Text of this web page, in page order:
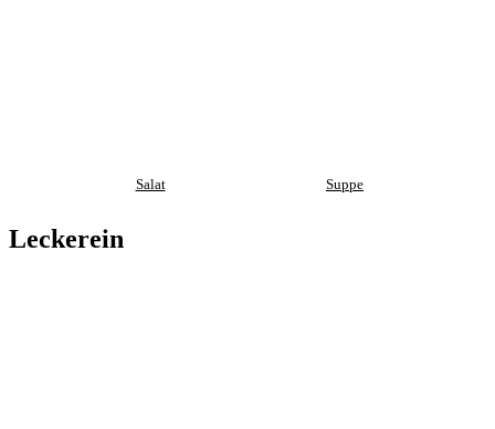
Salat Suppe
Leckerein